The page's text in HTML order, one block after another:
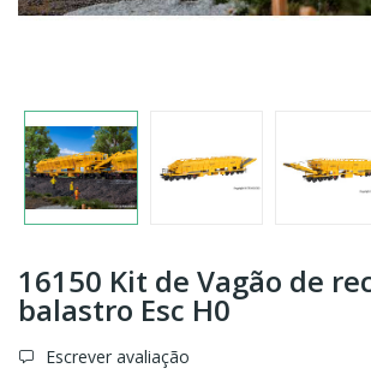
16150 Kit de Vagão de
balastro Esc H0
Escrever avaliação